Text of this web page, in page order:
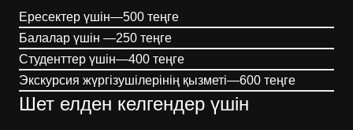
Ересектер үшін—500 теңге
Балалар үшін —250 теңге
Студенттер үшін—400 теңге
Экскурсия жүргізушілерінің қызметі—600 теңге
Шет елден келгендер үшін